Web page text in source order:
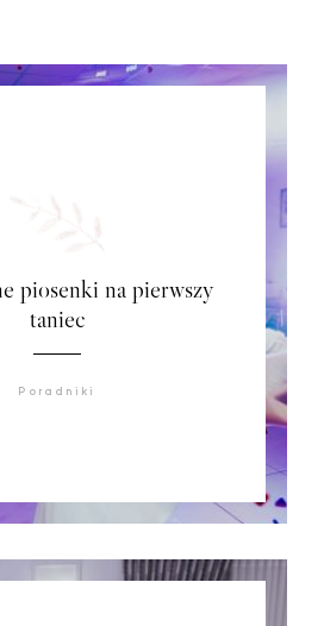
piosenki na pierwszy
taniec
Poradniki